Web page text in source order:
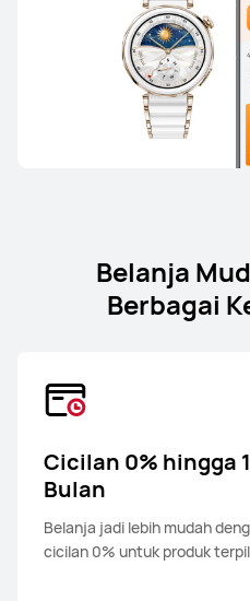
Belanja
Berbagai
Cicilan 0% hingga
Bulan
Belanja jadi lebih mudah
cicilan 0% untuk produk